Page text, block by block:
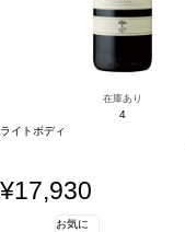
在庫あり
4
ライトボディ
¥17,930
お気に